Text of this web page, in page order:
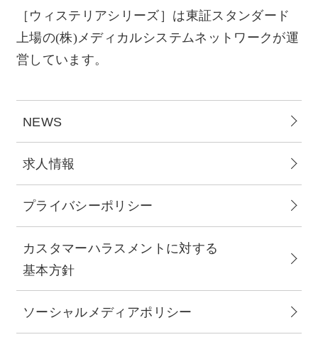
［ウィステリアシリーズ］は東証スタンダード
上場の(株)メディカルシステムネットワークが運
営しています。
NEWS
求人情報
プライバシーポリシー
カスタマーハラスメントに対する
基本方針
ソーシャルメディアポリシー